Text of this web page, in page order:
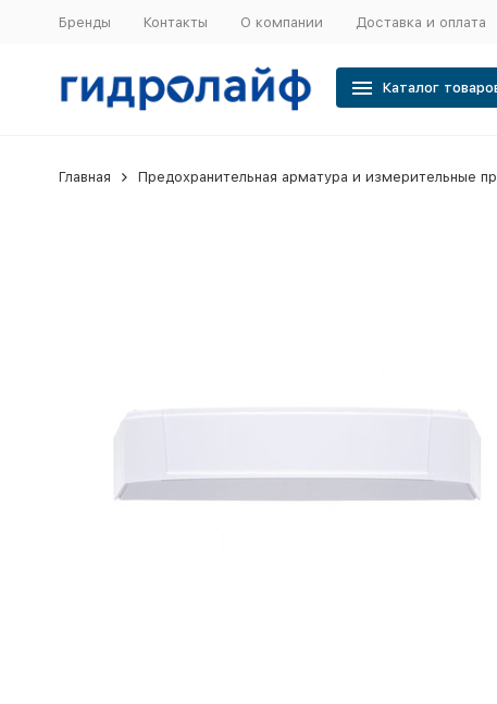
Бренды Контакты О компании Доставка и оплата
Каталог
Главная Предохранительная арматура и измерительные